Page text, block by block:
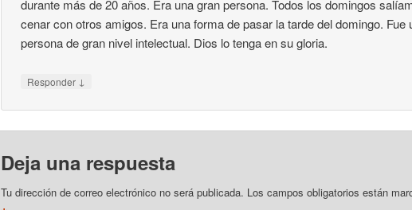
durante más de 20 años. Era una gran persona. Todos los domingos
cenar con otros amigos. Era una forma de pasar la tarde del domingo. Fue
persona de gran nivel intelectual. Dios lo tenga en su gloria.
Responder ↓
Deja una respuesta
Tu dirección de correo electrónico no será publicada. Los campos obligatorios están